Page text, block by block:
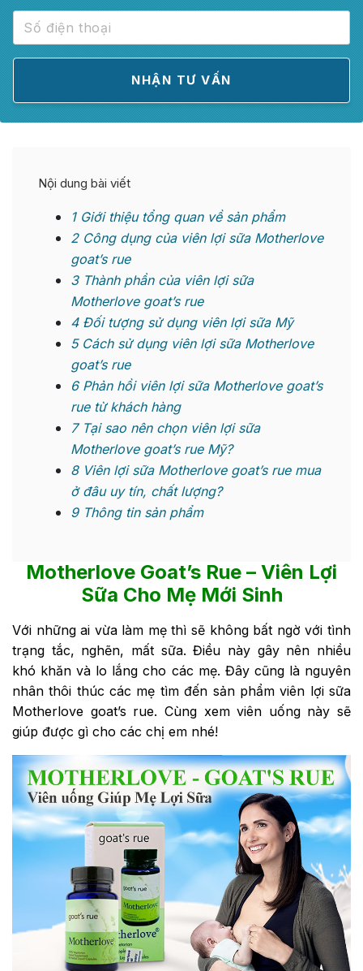
Nội dung bài viết
1Giới thiệu tổng quan về sản phẩm
2Công dụng của viên lợi sữa Motherlove
goat’s rue
3Thành phần của viên lợi sữa
Motherlove goat’s rue
4Đối tượng sử dụng viên lợi sữa Mỹ
5Cách sử dụng viên lợi sữa Motherlove
goat’s rue
6Phản hồi viên lợi sữa Motherlove goat’s
rue từ khách hàng
7Tại sao nên chọn viên lợi sữa
Motherlove goat’s rue Mỹ?
8Viên lợi sữa Motherlove goat’s rue mua
ở đâu uy tín, chất lượng?
9Thông tin sản phẩm
Motherlove Goat’s Rue – Viên Lợi
Sữa Cho Mẹ Mới Sinh
Với những ai vừa làm mẹ thì sẽ không bất ngờ với tình
trạng tắc, nghẽn, mất sữa. Điều này gây nên nhiều
khó khăn và lo lắng cho các mẹ. Đây cũng là nguyên
nhân thôi thúc các mẹ tìm đến sản phẩm viên lợi sữa
Motherlove goat’s rue. Cùng xem viên uống này sẽ
giúp được gì cho các chị em nhé!